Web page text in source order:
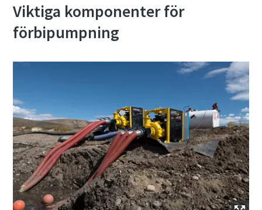
Viktiga komponenter för
förbipumpning